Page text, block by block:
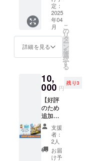
につい
ては、
参加を
ご遠慮
いただ
いてお
りま
す。
事項
②】 ・
イベン
ト当
日、雨
天時は
4/27(日)
に順延
となり
ます。
順延日
行いた
しま
す。
順延と
なりま
す。順
延日程
ても、
開催当
注意
報・警
報級の
気象予
報が出
された
場合、
主催者
の判断
でイベ
予報が
出され
た場
合、主
判断で
イベン
る場合
があり
ます。
・イベ
ント中
止の場
合で
も、本
リター
ンは履
ジュア
ルな形
で面談
させて
頂きま
す（多
どもも
ちろん
す！）
・今
後、多
摩SDC
と一緒
に取組
みたい
事など
・イベ
ント当
日、雨
天時は
4/27(日)
に順延
程につ
いて
も、開
催当日
の天候
や、注
意報・
警報級
の気象
予報が
出され
て、感
謝の気
持ちを
添えて
お名前
を掲示
いたし
ます。
戸たま
がわマ
ル
シェ」
の
Instagr
am公式
アカウ
ントで
お名前
(個人・
定：
2025
年04
月
詳細を見る
こ
の
リ
タ
ー
ン
を
選
択
す
る
10,
000 円
残り3
【好評
のため
追加！
多摩
SDCア
ルバ
ム】 多
摩SDC
支援
者：
2人
お届
け予